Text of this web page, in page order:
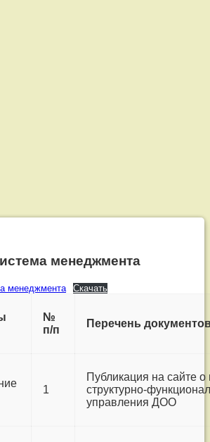
менеджмента
менеджмента Скачать
№
п/п
Перечень
1
Публикация на сайте о
структурно-
управления ДОО